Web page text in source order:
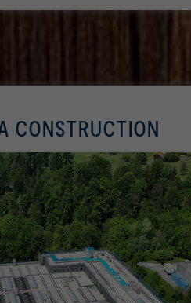
CONSTRUCTION